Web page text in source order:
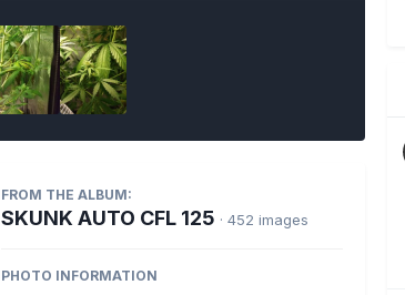
FROM THE ALBUM:
SKUNK AUTO CFL 125 · 452 images
PHOTO INFORMATION